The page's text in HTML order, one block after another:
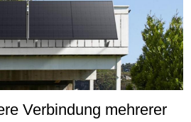
Verbindung mehrerer